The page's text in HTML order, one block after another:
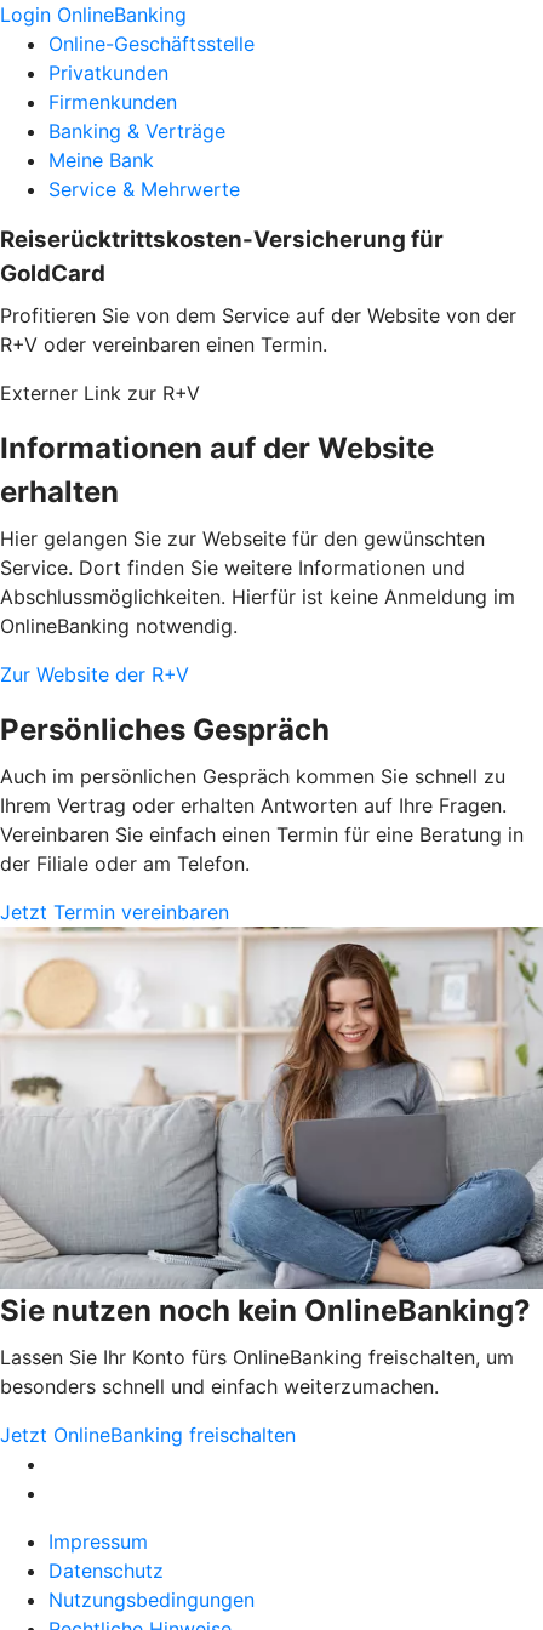
Login OnlineBanking
Online-Geschäftsstelle
Privatkunden
Firmenkunden
Banking & Verträge
Meine Bank
Service & Mehrwerte
Reiserücktrittskosten-Versicherung für
GoldCard
Profitieren Sie von dem Service auf der Website von der
R+V oder vereinbaren einen Termin.
Externer Link zur R+V
Informationen auf der Website
erhalten
Hier gelangen Sie zur Webseite für den gewünschten
Service. Dort finden Sie weitere Informationen und
Abschlussmöglichkeiten. Hierfür ist keine Anmeldung im
OnlineBanking notwendig.
Zur Website der R+V
Persönliches Gespräch
Auch im persönlichen Gespräch kommen Sie schnell zu
Ihrem Vertrag oder erhalten Antworten auf Ihre Fragen.
Vereinbaren Sie einfach einen Termin für eine Beratung in
der Filiale oder am Telefon.
Jetzt Termin vereinbaren
Sie nutzen noch kein OnlineBanking?
Lassen Sie Ihr Konto fürs OnlineBanking freischalten, um
besonders schnell und einfach weiterzumachen.
Jetzt OnlineBanking freischalten
Impressum
Datenschutz
Nutzungsbedingungen